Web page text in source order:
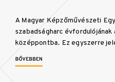
A Magyar Képzőművészeti
szabadságharc
középpontba. Ez egyszerre
BŐVEBBEN